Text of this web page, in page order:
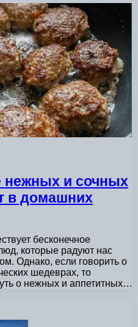
нежных и сочных
в домашних
бесконечное
которые радуют нас
Однако, если говорить о
шедеврах, то
о нежных и аппетитных…